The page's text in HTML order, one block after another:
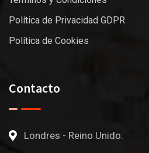
Política de Privacidad GDPR
Política de Cookies
Contacto
Londres - Reino Unido.